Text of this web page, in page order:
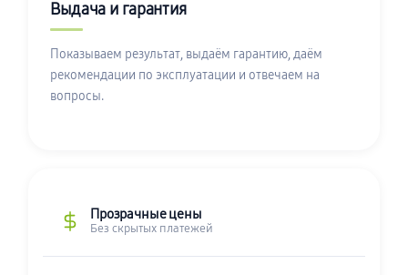
Выдача и гарантия
Показываем результат, выдаём гарантию, даём
рекомендации по эксплуатации и отвечаем на
вопросы.
Прозрачные цены
Без скрытых платежей